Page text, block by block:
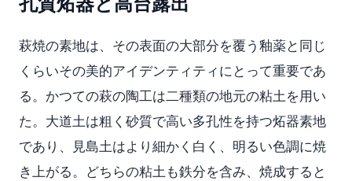
萩焼の素地は、その表面の大部分を覆う釉薬と同じ
くらいその美的アイデンティティにとって重要であ
る。かつての萩の陶工は二種類の地元の粘土を用い
た。大道土は粗く砂質で高い多孔性を持つ炻器素地
であり、見島土はより細かく白く、明るい色調に焼
き上がる。どちらの粘土も鉄分を含み、焼成すると